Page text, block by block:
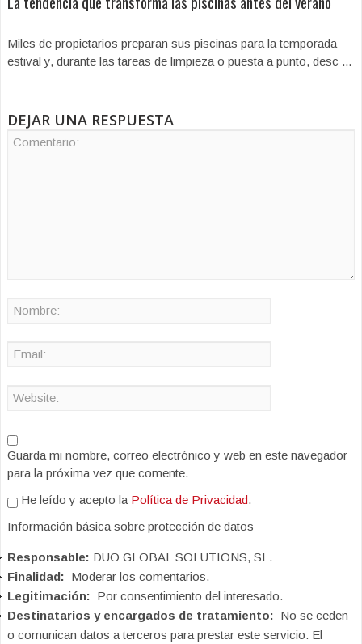
Miles de propietarios preparan sus piscinas para la temporada
estival y, durante las tareas de limpieza o puesta a punto, desc ...
DEJAR UNA RESPUESTA
Guarda mi nombre, correo electrónico y web en este navegador
para la próxima vez que comente.
He leído y acepto la Política de Privacidad.
Información básica sobre protección de datos
Responsable: DUO GLOBAL SOLUTIONS, SL.
Finalidad: Moderar los comentarios.
Legitimación: Por consentimiento del interesado.
Destinatarios y encargados de tratamiento: No se ceden
o comunican datos a terceros para prestar este servicio. El